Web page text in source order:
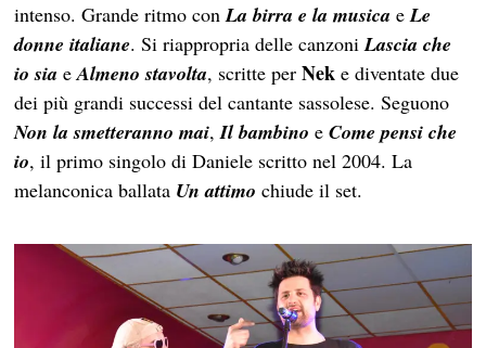
intenso. Grande ritmo conLa birra e la musica eLe
donne italiane. Si riappropria delle canzoniLascia che
io sia eAlmeno stavolta, scritte perNek e diventate due
dei più grandi successi del cantante sassolese. Seguono
Non la smetteranno mai,Il bambino eCome pensi che
io, il primo singolo di Daniele scritto nel 2004. La
melanconica ballata Un attimo chiude il set.